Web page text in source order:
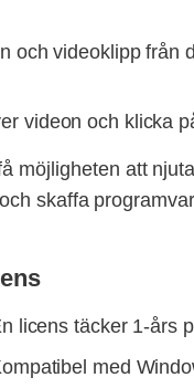
och videoklipp från
videon och klicka
möjligheten att
skaffa
licens täcker 1-års
med